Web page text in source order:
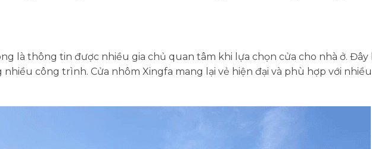
là thông tin được nhiều gia chủ quan tâm khi lựa chọn cửa cho nhà ở. Đây
công trình. Cửa nhôm Xingfa mang lại vẻ hiện đại và phù hợp với